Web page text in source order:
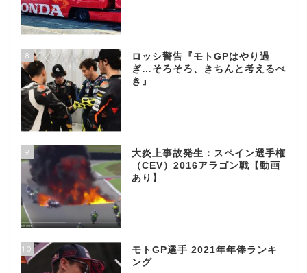
8
ロッシ警告『モトGPはやり過
ぎ…そろそろ、きちんと考えるべ
き』
9
大炎上事故発生：スペイン選手権
（CEV）2016アラゴン戦【動画
あり】
10
モトGP選手 2021年年俸ランキ
ング